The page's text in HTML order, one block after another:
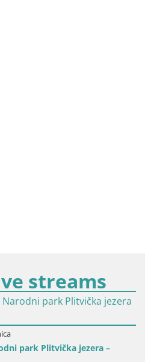
streams
park Plitvička jezera –